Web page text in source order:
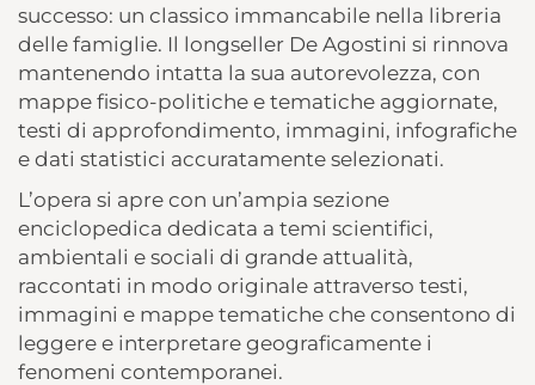
successo: un classico immancabile nella libreria
delle famiglie. Il longseller De Agostini si rinnova
mantenendo intatta la sua autorevolezza, con
mappe fisico-politiche e tematiche aggiornate,
testi di approfondimento, immagini, infografiche
e dati statistici accuratamente selezionati.
L’opera si apre con un’ampia sezione
enciclopedica dedicata a temi scientifici,
ambientali e sociali di grande attualità,
raccontati in modo originale attraverso testi,
immagini e mappe tematiche che consentono di
leggere e interpretare geograficamente i
fenomeni contemporanei.